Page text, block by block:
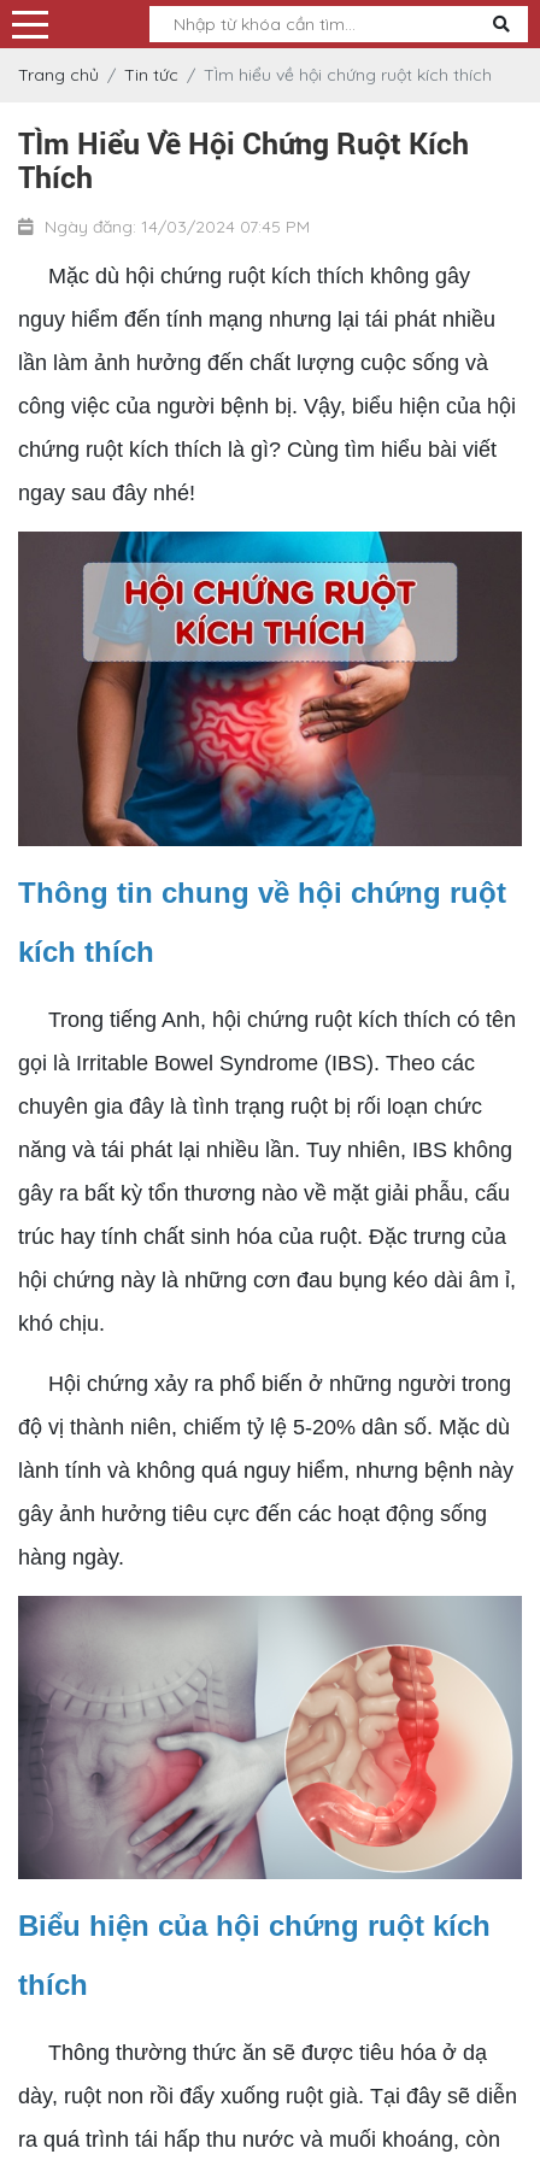
Trang chủ Tin tức TÌm hiểu về hội chứng ruột kích thích
TÌm Hiểu Về Hội Chứng Ruột Kích
Thích
Ngày đăng: 14/03/2024 07:45 PM
Mặc dù hội chứng ruột kích thích không gây
nguy hiểm đến tính mạng nhưng lại tái phát nhiều
lần làm ảnh hưởng đến chất lượng cuộc sống và
công việc của người bệnh bị. Vậy, biểu hiện của hội
chứng ruột kích thích là gì? Cùng tìm hiểu bài viết
ngay sau đây nhé!
Thông tin chung về hội chứng ruột
kích thích
Trong tiếng Anh, hội chứng ruột kích thích có tên
gọi là Irritable Bowel Syndrome (IBS). Theo các
chuyên gia đây là tình trạng ruột bị rối loạn chức
năng và tái phát lại nhiều lần. Tuy nhiên, IBS không
gây ra bất kỳ tổn thương nào về mặt giải phẫu, cấu
trúc hay tính chất sinh hóa của ruột. Đặc trưng của
hội chứng này là những cơn đau bụng kéo dài âm ỉ,
khó chịu.
Hội chứng xảy ra phổ biến ở những người trong
độ vị thành niên, chiếm tỷ lệ 5-20% dân số. Mặc dù
lành tính và không quá nguy hiểm, nhưng bệnh này
gây ảnh hưởng tiêu cực đến các hoạt động sống
hàng ngày.
Biểu hiện của hội chứng ruột kích
thích
Thông thường thức ăn sẽ được tiêu hóa ở dạ
dày, ruột non rồi đẩy xuống ruột già. Tại đây sẽ diễn
ra quá trình tái hấp thu nước và muối khoáng, còn